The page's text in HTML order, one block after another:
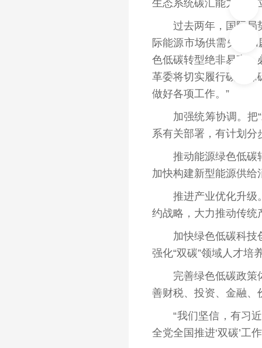
生态系统碳汇能力、建
过去两年，国际局势
际能源市场供需失衡
色低碳转型绝非易事，
革委将切实履行碳达峰
做好各项工作。”
加强统筹协调。把“
系有关部署，有计划分
推动能源绿色低碳转
加快构建新型能源供
推进产业优化升级。
约战略，大力推动传统
加快绿色低碳科技创
强化“双碳”领域人才培
完善绿色低碳政策体
善财税、投资、金融、
“我们坚信，有习近
全党全国推进‘双碳’工